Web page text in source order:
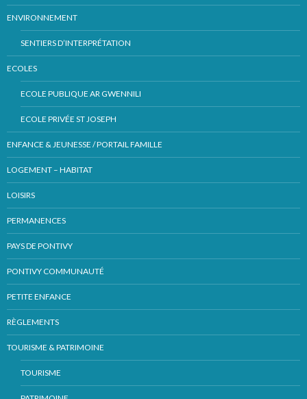
ENVIRONNEMENT
SENTIERS D’INTERPRÉTATION
ECOLES
ECOLE PUBLIQUE AR GWENNILI
ECOLE PRIVÉE ST JOSEPH
ENFANCE & JEUNESSE / PORTAIL FAMILLE
LOGEMENT – HABITAT
LOISIRS
PERMANENCES
PAYS DE PONTIVY
PONTIVY COMMUNAUTÉ
PETITE ENFANCE
RÈGLEMENTS
TOURISME & PATRIMOINE
TOURISME